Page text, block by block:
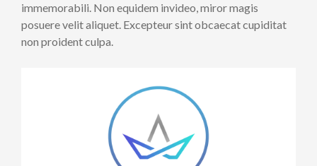
immemorabili. Non equidem invideo, miror magis
posuere velit aliquet. Excepteur sint obcaecat cupiditat
non proident culpa.